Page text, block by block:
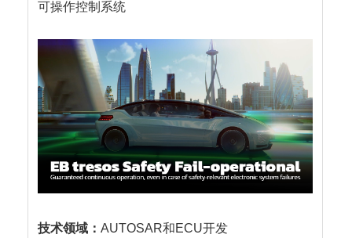
可操作控制系统
技术领域： AUTOSAR和ECU开发